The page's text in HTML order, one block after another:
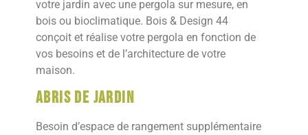
votre jardin avec une pergola sur mesure, en
bois ou bioclimatique. Bois & Design 44
conçoit et réalise votre pergola en fonction de
vos besoins et de l’architecture de votre
maison.
Abris de jardin
Besoin d’espace de rangement supplémentaire